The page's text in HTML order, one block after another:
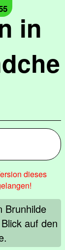
in
dieses
Brunhilde
auf den